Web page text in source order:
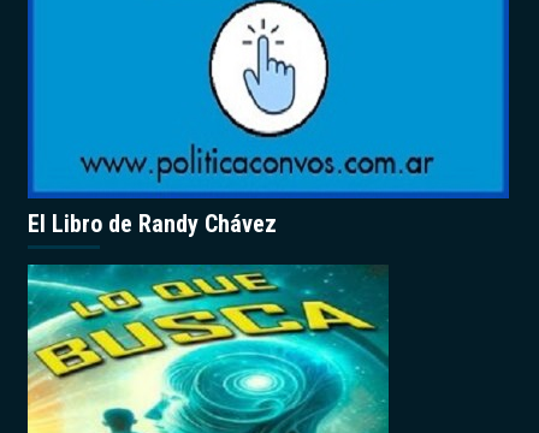
El Libro de Randy Chávez